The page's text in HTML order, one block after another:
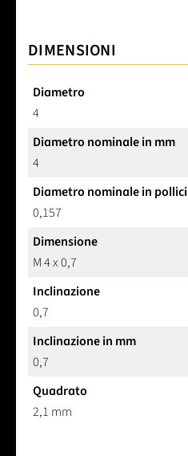
DIMENSIONI
Diametro
4
Diametro nominale in mm
4
Diametro nominale in pollici
0,157
Dimensione
M 4 x 0,7
Inclinazione
0,7
Inclinazione in mm
0,7
Quadrato
2,1 mm